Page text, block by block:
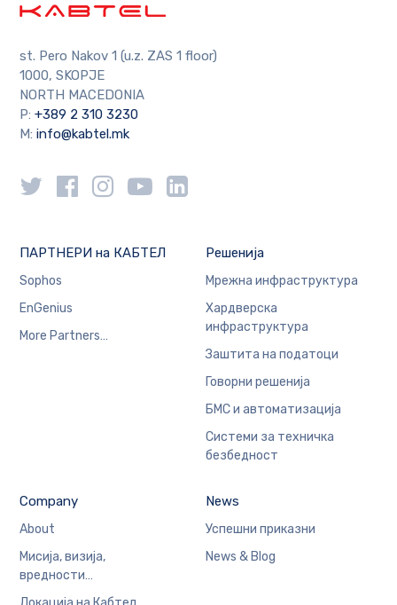
st. Pero Nakov 1 (u.z. ZAS 1 floor)
1000, SKOPJE
NORTH MACEDONIA
P: +389 2 310 3230
M:info@kabtel.mk
ПАРТНЕРИ на КАБТЕЛ
Sophos
EnGenius
More Partners…
Решенија
Мрежна инфраструктура
Хардверска
инфраструктура
Заштита на податоци
Говорни решенија
БМС и автоматизација
Системи за техничка
безбедност
Company
About
Мисија, визија,
вредности…
News
Успешни приказни
News & Blog